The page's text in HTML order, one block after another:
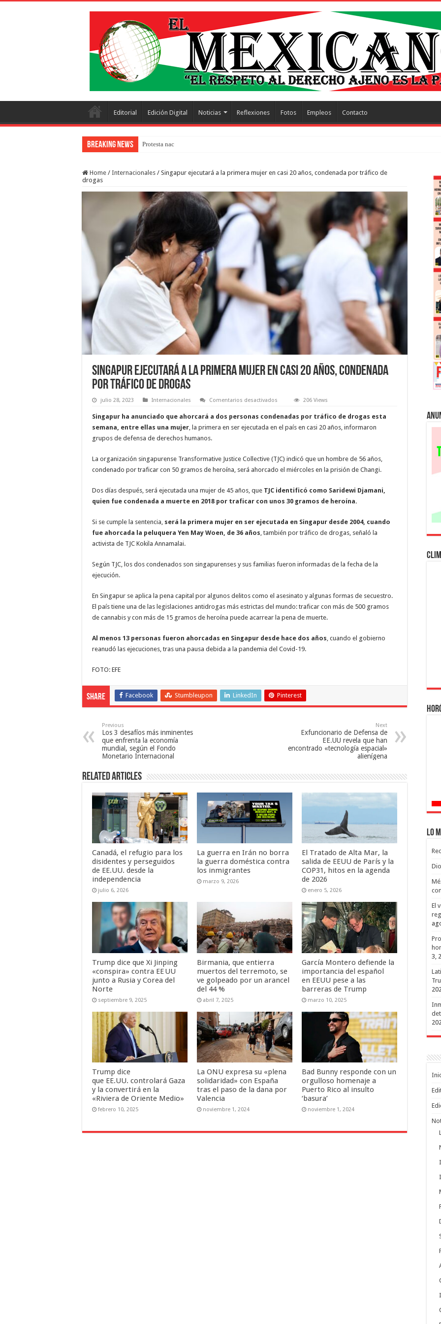
Editorial Edición Digital Noticias Reflexiones Fotos Empleos Contacto
Breaking News Protesta nacional con más de tresci
Home / Internacionales / Singapur ejecutará a la primera mujer en casi 20 años, condenada por tráfico de
drogas
Singapur ejecutará a la primera mujer en casi 20 años, condenada
por tráfico de drogas
julio 28, 2023 Internacionales Comentarios desactivados
ejecutará
a
la
primera
20
años,
condenada
de
206 Views
Singapur ha anunciado que ahorcará a dos personas condenadas por tráfico de drogas esta
semana, entre ellas una mujer, la primera en ser ejecutada en el país en casi 20 años, informaron
grupos de defensa de derechos humanos.
La organización singapurense Transformative Justice Collective (TJC) indicó que un hombre de 56 años,
condenado por traficar con 50 gramos de heroína, será ahorcado el miércoles en la prisión de Changi.
Dos días después, será ejecutada una mujer de 45 años, que TJC identificó como Saridewi Djamani,
quien fue condenada a muerte en 2018 por traficar con unos 30 gramos de heroína.
Si se cumple la sentencia, será la primera mujer en ser ejecutada en Singapur desde 2004, cuando
fue ahorcada la peluquera Yen May Woen, de 36 años, también por tráfico de drogas, señaló la
activista de TJC Kokila Annamalai.
Según TJC, los dos condenados son singapurenses y sus familias fueron informadas de la fecha de la
ejecución.
En Singapur se aplica la pena capital por algunos delitos como el asesinato y algunas formas de secuestro.
El país tiene una de las legislaciones antidrogas más estrictas del mundo: traficar con más de 500 gramos
de cannabis y con más de 15 gramos de heroína puede acarrear la pena de muerte.
Al menos 13 personas fueron ahorcadas en Singapur desde hace dos años, cuando el gobierno
reanudó las ejecuciones, tras una pausa debida a la pandemia del Covid-19.
FOTO: EFE
Share Facebook Stumbleupon LinkedIn Pinterest
Previous
Los 3 desafíos más inminentes
que enfrenta la economía
mundial, según el Fondo
Monetario Internacional
Next
Exfuncionario de Defensa de
EE.UU revela que han
encontrado «tecnología espacial»
alienígena
Related Articles
Canadá, el refugio para los
disidentes y perseguidos
de EE.UU. desde la
independencia
julio 6, 2026
La guerra en Irán no borra
la guerra doméstica contra
los inmigrantes
marzo 9, 2026
El Tratado de Alta Mar, la
salida de EEUU de París y la
COP31, hitos en la agenda
de 2026
enero 5, 2026
Trump dice que Xi Jinping
«conspira» contra EE UU
junto a Rusia y Corea del
Norte
septiembre 9, 2025
Birmania, que entierra
muertos del terremoto, se
ve golpeado por un arancel
del 44 %
abril 7, 2025
García Montero defiende la
importancia del español
en EEUU pese a las
barreras de Trump
marzo 10, 2025
Trump dice
que EE.UU. controlará Gaza
y la convertirá en la
«Riviera de Oriente Medio»
febrero 10, 2025
La ONU expresa su «plena
solidaridad» con España
tras el paso de la dana por
Valencia
noviembre 1, 2024
Bad Bunny responde con un
orgulloso homenaje a
Puerto Rico al insulto
‘basura’
noviembre 1, 2024
Lo
El
3,